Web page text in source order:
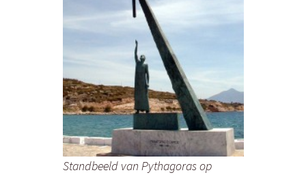
Standbeeld van Pythagoras op